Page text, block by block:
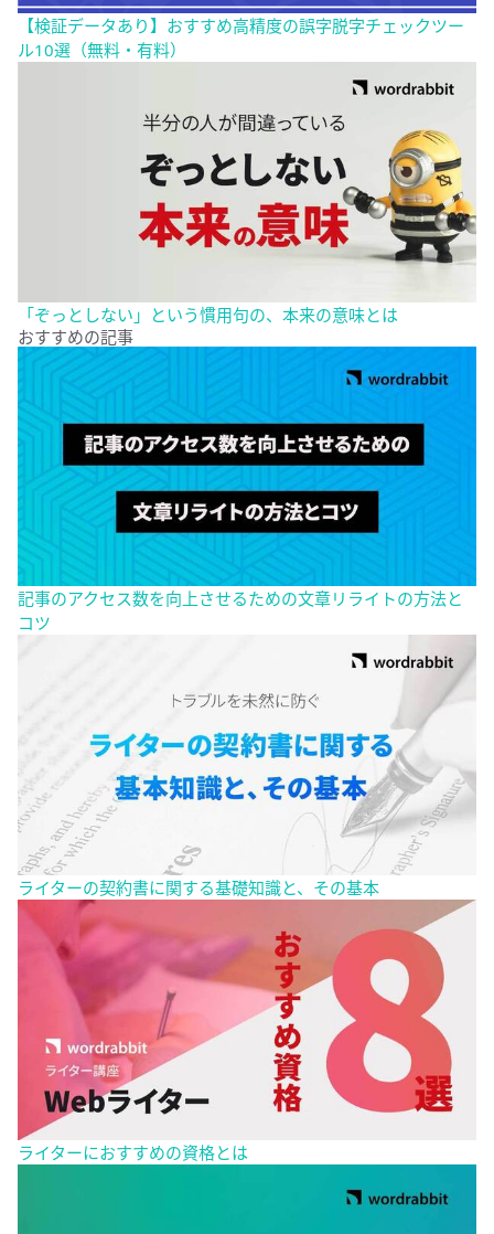
【検証データあり】おすすめ高精度の誤字脱字チェックツー
ル10選（無料・有料）
「ぞっとしない」という慣用句の、本来の意味とは
おすすめの記事
記事のアクセス数を向上させるための文章リライトの方法と
コツ
ライターの契約書に関する基礎知識と、その基本
ライターにおすすめの資格とは